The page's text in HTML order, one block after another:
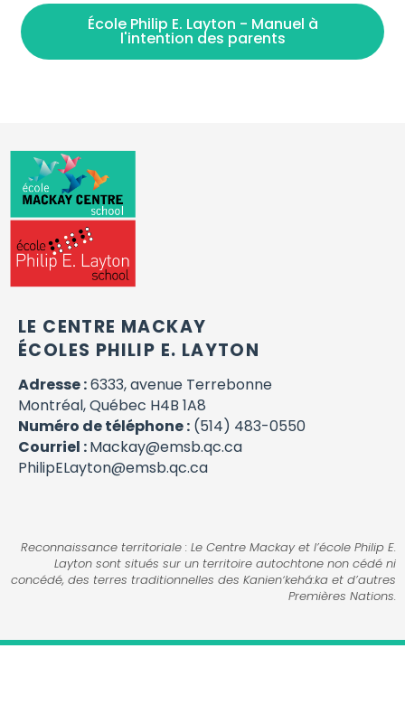
École Philip E. Layton - Manuel à
l'intention des parents
LE CENTRE MACKAY
ÉCOLES PHILIP E. LAYTON
Adresse :6333, avenue Terrebonne
Montréal, Québec H4B 1A8
Numéro de téléphone : (514) 483-0550
Courriel :Mackay@emsb.qc.ca
PhilipELayton@emsb.qc.ca
Reconnaissance territoriale : Le Centre Mackay et l’école Philip E.
Layton sont situés sur un territoire autochtone non cédé ni
concédé, des terres traditionnelles des Kanienʼkehá:ka et d’autres
Premières Nations.